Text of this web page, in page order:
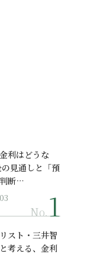
利はどうな
見通しと「預
断…
No.
スト・三井智
考える、金利